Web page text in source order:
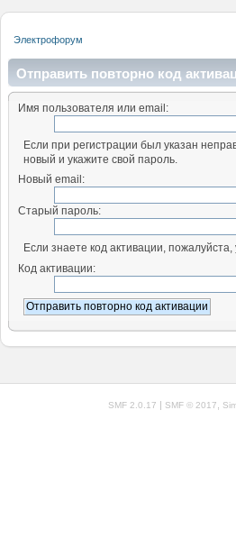
Электрофорум
Отправить повторно код
Имя пользователя или email:
Если при регистрации был указан
новый и укажите свой пароль.
Новый email:
Старый пароль:
Если знаете код активации, пожалуйста,
Код активации:
SMF 2.0.17 | SMF © 2017